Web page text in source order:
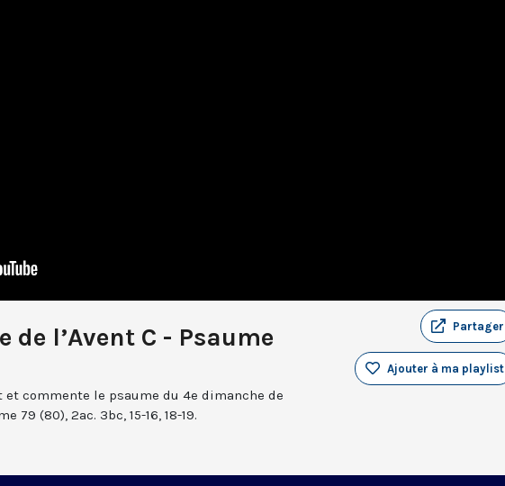
de l’Avent C - Psaume Partager
Ajouter à ma playlist
commente le psaume du 4e dimanche de
79 (80), 2ac. 3bc, 15-16, 18-19.